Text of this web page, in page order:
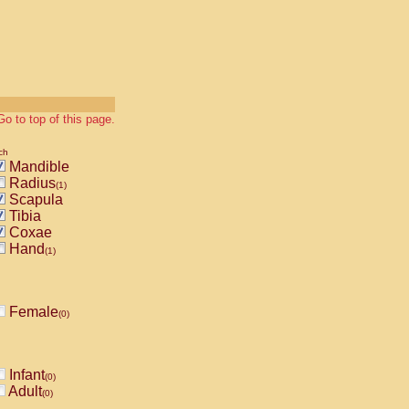
to top of this page.
Mandible
Radius(1)
Scapula
Tibia
Coxae
Hand(1)
Female(0)
Infant(0)
Adult(0)